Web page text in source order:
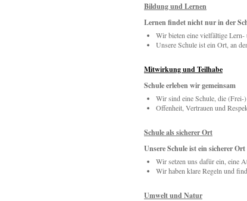
Bildung und Lernen
Lernen findet nicht nur in der
Wir bieten eine vielfältige
Unsere Schule ist ein Ort, an
Mitwirkung und Teilhabe
Schule erleben wir gemeinsam
Wir sind eine Schule, die (Frei-
Offenheit, Vertrauen und
Schule als sicherer Ort
Unsere Schule ist ein sicherer Ort
Wir setzen uns dafür ein, eine
Wir haben klare Regeln und
Umwelt und Natur